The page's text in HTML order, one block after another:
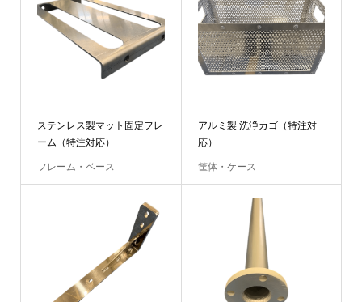
ステンレス製マット固定フレ
ーム（特注対応）
フレーム・ベース
アルミ製 洗浄カゴ（特注対
応）
筐体・ケース